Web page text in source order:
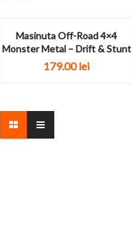
Masinuta Off-Road 4×4
Monster Metal – Drift & Stunt
179.00lei